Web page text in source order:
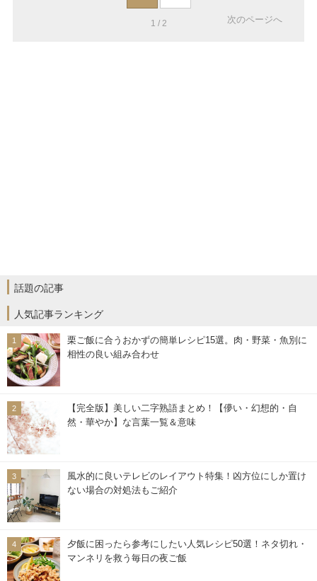
1 / 2 次のページへ
話題の記事
人気記事ランキング
栗ご飯に合うおかずの簡単レシピ15選。肉・野菜・魚別に
相性の良い組み合わせ
【完全版】美しい二字熟語まとめ！【儚い・幻想的・自
然・華やか】な言葉一覧＆意味
風水的に良いテレビのレイアウト特集！凶方位にしか置け
ない場合の対処法もご紹介
夕飯に困ったら参考にしたい人気レシピ50選！ネタ切れ・
マンネリを救う毎日の夜ご飯